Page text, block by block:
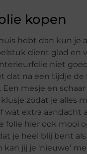
kopen
hebt dan kun je
dient glad en
niet
dat na een tijdje de
Een mesje en
zodat je alles
wat extra aandacht
folie hier ook mooi
je heel blij bent
kan jij je ‘nieuwe’